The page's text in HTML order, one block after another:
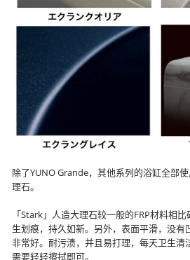
除了YUNO Grande，其他系列的浴缸全部
理石。
「Stark」人造大理石较一般的FRP材料相
生划痕，持久如新。另外，表面平滑，没有
非常好。耐污渍，并且易打理，每天卫生清
需要轻轻擦拭即可。